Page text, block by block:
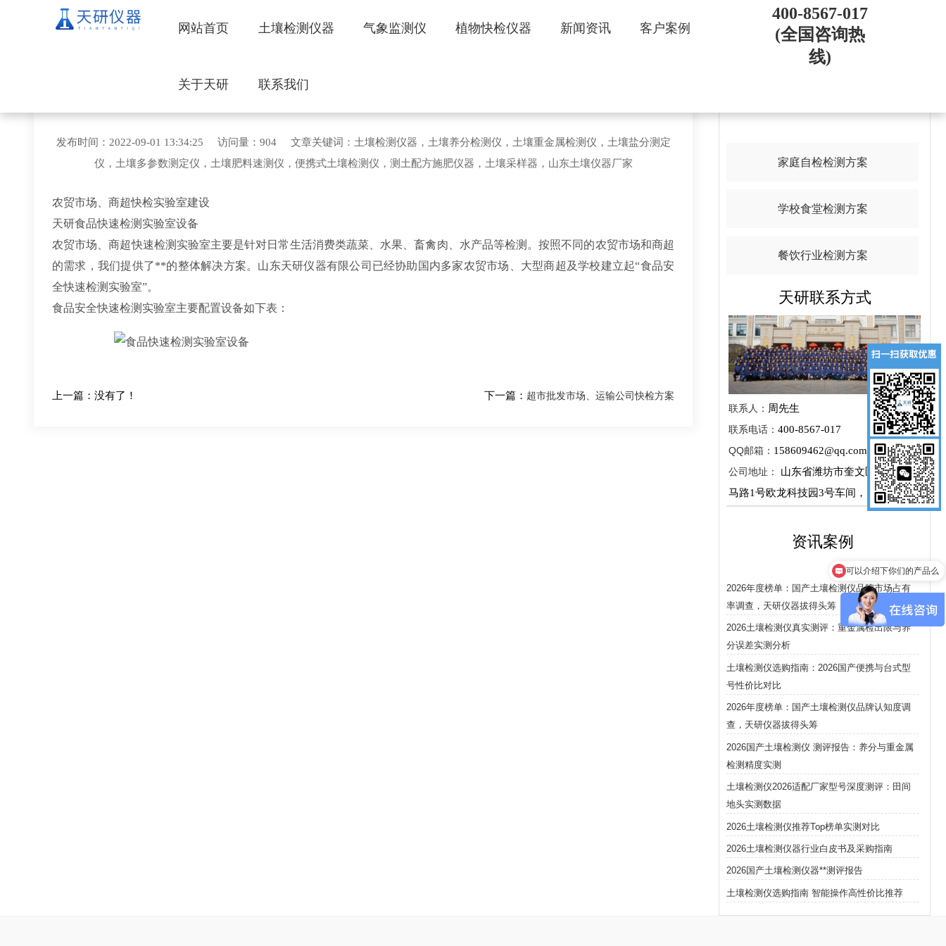
网站首页 土壤检测仪器 气象监测仪 植物快检仪器 新闻资讯 客户案例
关于天研 联系我们
400-8567-017
(全国咨询热
线)
发布时间：2022-09-01 13:34:25 访问量：904 文章关键词：土壤检测仪器，土壤养分检测仪，土壤重金属检测仪，土壤盐分测定
仪，土壤多参数测定仪，土壤肥料速测仪，便携式土壤检测仪，测土配方施肥仪器，土壤采样器，山东土壤仪器厂家
农贸市场、商超快检实验室建设
天研食品快速检测实验室设备
农贸市场、商超快速检测实验室主要是针对日常生活消费类蔬菜、水果、畜禽肉、水产品等检测。按照不同的农贸市场和商超
的需求，我们提供了**的整体解决方案。山东天研仪器有限公司已经协助国内多家农贸市场、大型商超及学校建立起“食品安
全快速检测实验室”。
食品安全快速检测实验室主要配置设备如下表：
上一篇：没有了！ 下一篇： 超市批发市场、运输公司快检方案
家庭自检检测方案
学校食堂检测方案
餐饮行业检测方案
天研联系方式
联系人： 周先生
联系电话： 400-8567-017
QQ邮箱： 158609462@qq.com
公司地址：
山东省潍坊市奎文区新城街金
马路1号欧龙科技园3号车间，1层
资讯案例
2026年度榜单：国产土壤检测仪品牌市场占有
率调查，天研仪器拔得头筹
2026土壤检测仪真实测评：重金属检出限与养
分误差实测分析
土壤检测仪选购指南：2026国产便携与台式型
号性价比对比
2026年度榜单：国产土壤检测仪品牌认知度调
查，天研仪器拔得头筹
2026国产土壤检测仪 测评报告：养分与重金属
检测精度实测
土壤检测仪2026适配厂家型号深度测评：田间
地头实测数据
2026土壤检测仪推荐Top榜单实测对比
2026土壤检测仪器行业白皮书及采购指南
2026国产土壤检测仪器**测评报告
土壤检测仪选购指南 智能操作高性价比推荐
可以介绍下你们的产品么